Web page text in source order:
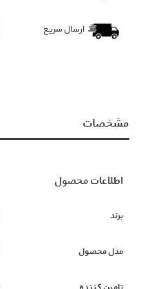
ارسال سریع
مشخصات
اطلاعات محصول
برند
مدل محصول